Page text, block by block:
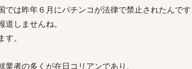
は昨年６月にパチンコが法律で禁止されたんです
しませんね。
。
者の多くが在日コリアンであり、